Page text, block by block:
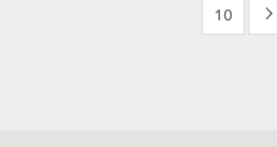
10 >